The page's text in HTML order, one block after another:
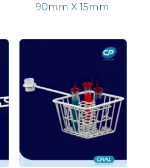
90mm X 15mm